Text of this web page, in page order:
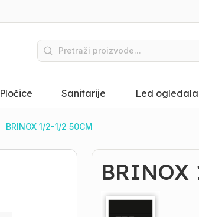
Pločice Sanitarije Led
BRINOX 1/2-1/2 50CM
BRINOX